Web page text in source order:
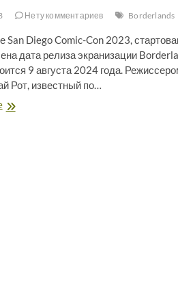
Нету комментариев Borderlands
San Diego Comic-Con 2023,
дата релиза экранизации
9 августа 2024 года.
Рот, известный по…
Определена